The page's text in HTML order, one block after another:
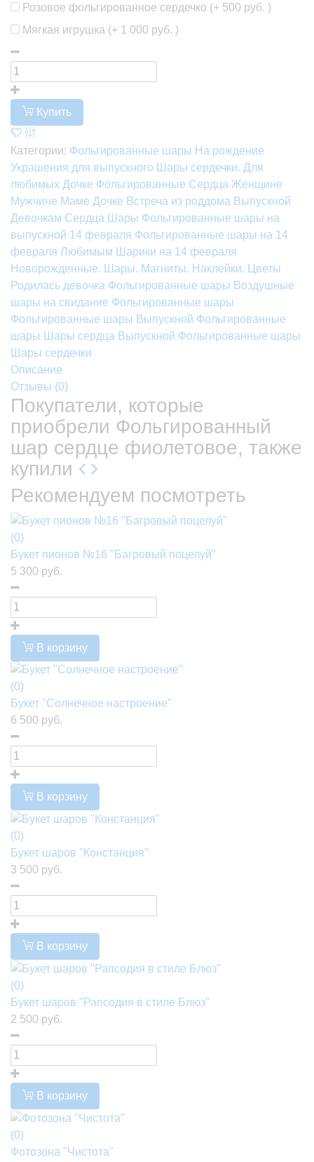
Розовое фольгированное сердечко (+ 500 руб. )
Мягкая игрушка (+ 1 000 руб. )
Купить
Категории: Фольгированные шары На рождение
Украшения для выпускного
Шары сердечки. Для
любимых Дочке Фольгированные Сердца Женщине
Мужчине Маме Дочке Встреча из роддома Выпускной
Девочкам Сердца Шары Фольгированные шары на
выпускной 14 февраля Фольгированные шары на 14
февраля Любимым
Шарики на 14 февраля
Новорожденные. Шары. Магниты. Наклейки. Цветы
Родилась девочка Фольгированные шары Воздушные
шары на свидание Фольгированные шары
Фольгированные шары Выпускной Фольгированные
шары
Шары сердца Выпускной Фольгированные шары
Шары сердечки
Описание
Отзывы (0)
Покупатели, которые
приобрели Фольгированный
шар сердце фиолетовое, также
купили
Рекомендуем посмотреть
(0)
Букет пионов №16 "Багровый поцелуй"
5 300 руб.
В корзину
(0)
Букет "Солнечное настроение"
6 500 руб.
В корзину
(0)
Букет шаров "Констанция"
3 500 руб.
В корзину
(0)
Букет шаров "Рапсодия в стиле Блюз"
2 500 руб.
В корзину
(0)
Фотозона "Чистота"